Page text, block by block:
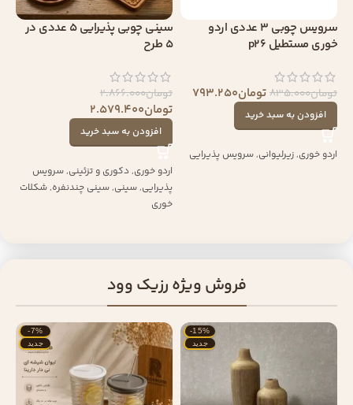
سرویس چوبی 3 عددی اردو
خوری مستطیل p26
تومان835.000تومان793.250
افزودن به سبد خرید
اردو خوری,زیرلیوانی,سرویس پذیرایی
سینی چوبی پذیرایی 5 عددی در
5 طرح
تومان2.866.000
تومان2.579.400
افزودن به سبد خرید
اردو خوری,دکوری و تزئینی,سرویس
پذیرایی,سینی,سینی چندنفره,شکلات
خوری
فروش ویژه رزیک وود
-15%
جدید
-7%
جدید